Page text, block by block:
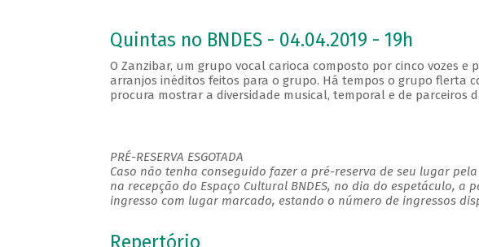
Quintas no BNDES - 04.04.2019 - 19h
O Zanzibar, um grupo vocal carioca composto por cinco vozes
arranjos inéditos feitos para o grupo. Há tempos o grupo flerta
procura mostrar a diversidade musical, temporal e de parceiros
PRÉ-RESERVA ESGOTADA
Caso não tenha conseguido fazer a pré-reserva de seu lugar
na recepção do Espaço Cultural BNDES, no dia do espetáculo, a
ingresso com lugar marcado, estando o número de ingressos